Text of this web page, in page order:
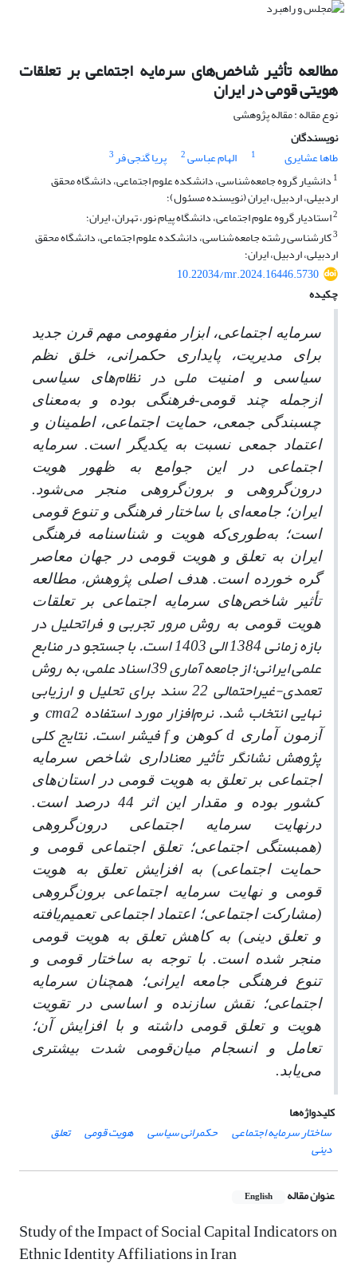
مطالعه تأثیر شاخص‌های سرمایه اجتماعی بر تعلقات
هویتی قومی در ایران
نوع مقاله : مقاله پژوهشی
نویسندگان
طاها عشایری
1 الهام عباسی2 پریا گنجی فر3
1 دانشیار گروه جامعه‌شناسی، دانشکده علوم اجتماعی، دانشگاه محقق
اردبیلی، اردبیل، ایران (نویسنده مسئول)؛
2استادیار گروه علوم اجتماعی، دانشگاه پیام نور، تهران، ایران؛
3کارشناسی رشته جامعه‌شناسی، دانشکده علوم اجتماعی، دانشگاه محقق
اردبیلی، اردبیل، ایران؛
10.22034/mr.2024.16446.5730
چکیده
سرمایه اجتماعی، ابزار مفهومی مهم قرن جدید
برای مدیریت، پایداری حکمرانی، خلق نظم
سیاسی و امنیت
ملی در نظامهای سیاسی
ازجمله چند قومی-فرهنگی بوده و بهمعنای
چسبندگی جمعی، حمایت اجتماعی، اطمینان و
اعتماد جمعی نسبت به یکدیگر است. سرمایه
اجتماعی در این جوامع به ظهور هویت
درون‌گروهی و برونگروهی منجر می‌شود.
ایران؛ جامعه‌ای با ساختار فرهنگی و تنوع قومی
است؛ به‌طوری‌که هویت و شناسنامه فرهنگی
ایران به تعلق و هویت قومی در جهان معاصر
گره‌ خورده است. هدف اصلی پژوهش، مطالعه
تأثیر شاخص‌های سرمایه اجتماعی بر تعلقات
هویت قومی به روش مرور تجربی و فراتحلیل در
بازه زمانی 1384 الی 1403 است. با جستجو در منابع
علمی ایرانی؛ از جامعه آماری 39 اسناد علمی، به روش
تعمدی-غیراحتمالی 22 سند برای تحلیل و ارزیابی
نهایی انتخاب شد. نرم‌افزار مورد استفاده cma2و
آزمون آماری dکوهن وfفیشر است. نتایج کلی
پژوهش نشانگر تأثیر معناداری شاخص سرمایه
اجتماعی بر تعلق به هویت قومی در استان‌های
کشور بوده و مقدار این اثر 44 درصد است.
درنهایت سرمایه اجتماعی درون‌گروهی
(همبستگی اجتماعی؛ تعلق اجتماعی قومی و
حمایت اجتماعی) به افزایش تعلق به هویت
قومی ونهایت سرمایه اجتماعی برونگروهی
(مشارکت اجتماعی؛ اعتماد اجتماعی تعمیم‌یافته
و تعلق دینی) به کاهش تعلق به هویت قومی
منجر شده ‌است. با توجه به ساختار قومی و
تنوع فرهنگی جامعه ایرانی؛ همچنان سرمایه
اجتماعی؛ نقش سازنده و اساسی در تقویت
هویت و تعلق قومی داشته و با افزایش آن؛
تعامل و انسجام میان‌قومی شدت بیشتری
می‌یابد.
کلیدواژه‌ها
ساختار سرمایه اجتماعی
حکمرانی سیاسی هویت قومی تعلق
دینی
عنوان مقاله English
Study of the Impact of Social Capital Indicators on
Ethnic Identity Affiliations in Iran